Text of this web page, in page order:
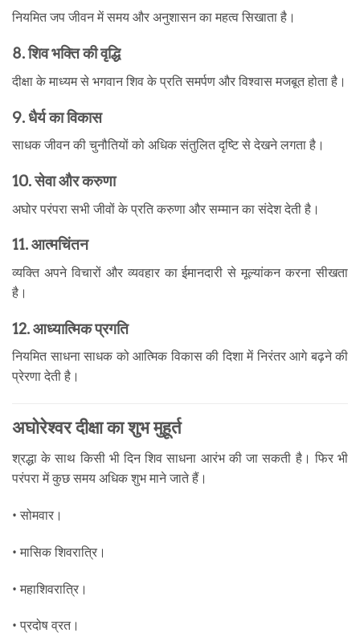
नियमित जप जीवन में समय और अनुशासन का महत्व सिखाता है।
8. शिव भक्ति की वृद्धि
दीक्षा के माध्यम से भगवान शिव के प्रति समर्पण और विश्वास मजबूत होता है।
9. धैर्य का विकास
साधक जीवन की चुनौतियों को अधिक संतुलित दृष्टि से देखने लगता है।
10. सेवा और करुणा
अघोर परंपरा सभी जीवों के प्रति करुणा और सम्मान का संदेश देती है।
11. आत्मचिंतन
व्यक्ति अपने विचारों और व्यवहार का ईमानदारी से मूल्यांकन करना सीखता
है।
12. आध्यात्मिक प्रगति
नियमित साधना साधक को आत्मिक विकास की दिशा में निरंतर आगे बढ़ने की
प्रेरणा देती है।
अघोरेश्वर दीक्षा का शुभ मुहूर्त
श्रद्धा के साथ किसी भी दिन शिव साधना आरंभ की जा सकती है। फिर भी
परंपरा में कुछ समय अधिक शुभ माने जाते हैं।
• सोमवार।
• मासिक शिवरात्रि।
• महाशिवरात्रि।
• प्रदोष व्रत।